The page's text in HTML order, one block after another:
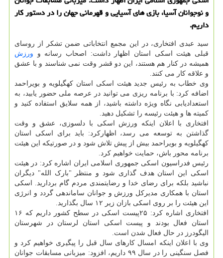
و نوجوانان آسیا، بازی های آسیایی و قهرمانی جهان را در دستور كار
داریم.
سید عبدی افتخاری، در این مجمع انتخاباتی ضمن تشکر از روسای
قبلی هیئت اسکی استان اظهار داشت: اصحاب رسانه و ورزش
همیشه در کنار هم هستند، این دو قشر وقت نمی شناسند و با عشق
و علاقه کار می کنند.
وی خطاب به رئیس جدید هیئت اسکی استان کهگیلویه و بویراحمد
اضافه کرد: با برنامه ریزی می توانید در عرصه ملی حضور یابید، به
استعدادیابی نگاه ویژه داشته باشید، از همه سلایق استفاده کنید و
کمیته ها و هیئت رئیسه را تشکیل دهید.
افتخاری با اعلان اینکه ورزش اسکی با دلسوزی، عشق و وقت
گذاشتن به توسعه می رسد، اظهارکرد: باید برای اسکی استان
کهگیلویه و بویراحمد بیش از پیش تلاش شود و در صورتیکه این هیئت
برنامه محور باش، حمایت خواهیم کرد.
رئیس فدراسیون اسکی جمهوری اسلامی ایران اشاره کرد: در هیئت
اسکی این استان هدف گذاری شود و منتظر "بارک الله" دیگران
نباشید بلکه برای رضای خدا و رضایتمندی مردم گام بردارید. اسکی
استان با همکاری مدیرکل ورزش و جوانان ساماندهی گردد و انرژی
این هیئت را بر روی اسکی بازان زیر ۱۲ سال بگذارید.
افتخاری اشاره کرد: ۲۵پیست اسکی در سطح کشور داریم که ۱۶
استان فعال بودند و پیست اسکی استان لرستان در شهرستان
الیگودرز در حال فعال شدن است.
وی با اعلان اینکه امسال کارهای سال قبل را پیگیری خواهیم کرد و
فصل سنگینی را در سال ۹۹ داریم، افزود: میزبانی مسابقات جوانان